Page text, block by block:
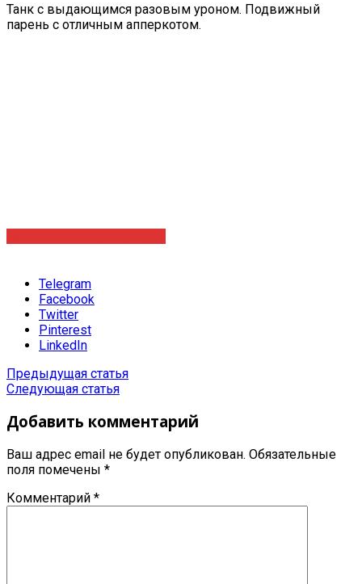
Танк с выдающимся разовым уроном. Подвижный
парень с отличным апперкотом.
Telegram
Facebook
Twitter
Pinterest
LinkedIn
Предыдущая статья
Следующая статья
Добавить комментарий
Ваш адрес email не будет опубликован. Обязательные
поля помечены *
Комментарий *